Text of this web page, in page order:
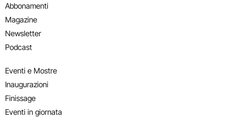
Abbonamenti
Magazine
Newsletter
Podcast
Eventi e Mostre
Inaugurazioni
Finissage
Eventi in giornata